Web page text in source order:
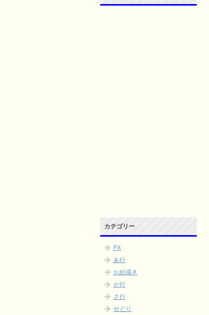
カテゴリー
FX
あ行
お絵描き
か行
さ行
せどり